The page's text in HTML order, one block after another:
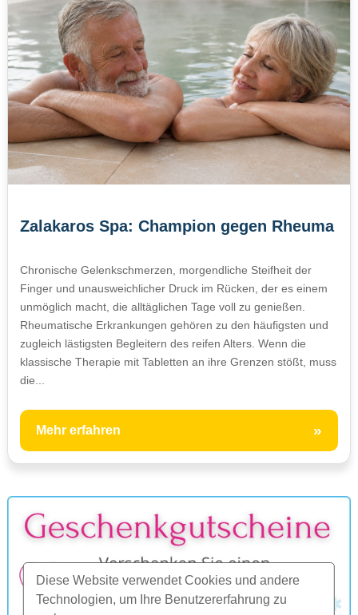
Diese Website verwendet Cookies und andere
Technologien, um Ihre Benutzererfahrung zu
Zalakaros Spa: Champion gegen Rheuma
Chronische Gelenkschmerzen, morgendliche Steifheit der
Finger und unausweichlicher Druck im Rücken, der es einem
unmöglich macht, die alltäglichen Tage voll zu genießen.
Rheumatische Erkrankungen gehören zu den häufigsten und
zugleich lästigsten Begleitern des reifen Alters. Wenn die
klassische Therapie mit Tabletten an ihre Grenzen stößt, muss
die...
Mehr erfahren »